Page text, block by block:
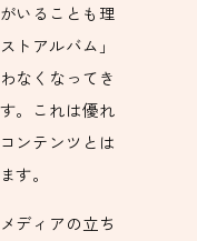
いることも理
トアルバム」
なくなってき
。これは優れ
ンテンツとは
す。
ディアの立ち